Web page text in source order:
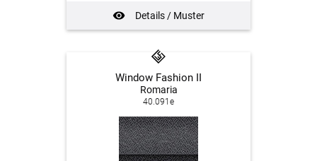
Details / Muster
Window Fashion II
Romaria
40.091e